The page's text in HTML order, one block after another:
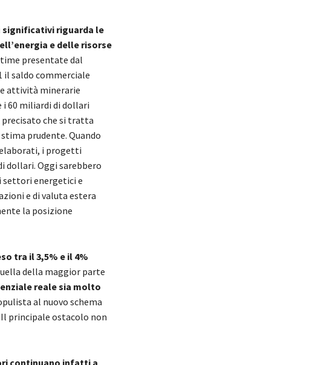
significativi riguarda le
e delle risorse
presentate dal
saldo commerciale
attività minerarie
60 miliardi di dollari
precisato che si tratta
prudente. Quando
i progetti
dollari. Oggi sarebbero
settori energetici e
e di valuta estera
la posizione
tra il 3,5% e il 4%
della maggior parte
reale sia molto
al nuovo schema
Il principale ostacolo non
continuano infatti a